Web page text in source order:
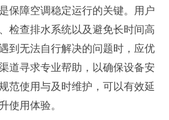
保障空调稳定运行的关键。用户
检查排水系统以及避免长时间高
到无法自行解决的问题时，应优
道寻求专业帮助，以确保设备安
范使用与及时维护，可以有效延
使用体验。